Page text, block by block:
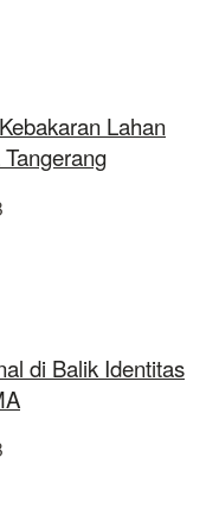
Lahan
di Balik Identitas